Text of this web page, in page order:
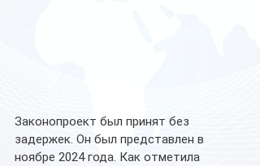
Законопроект был принят без
задержек. Он был представлен в
ноябре 2024 года. Как отметила